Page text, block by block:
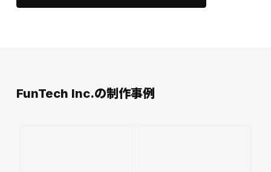
FunTech Inc.の制作事例